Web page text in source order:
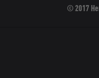
© 2017